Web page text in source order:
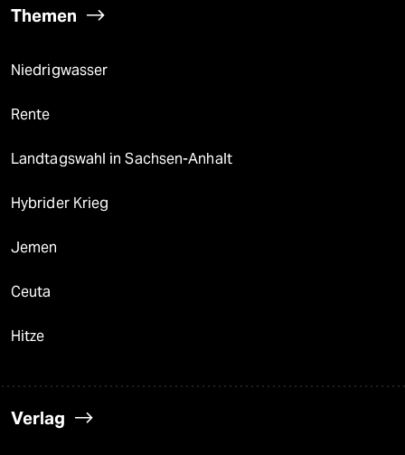
Themen
Niedrigwasser
Rente
Landtagswahl in Sachsen-Anhalt
Hybrider Krieg
Jemen
Ceuta
Hitze
Verlag